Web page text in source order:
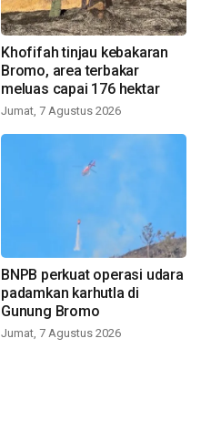
Khofifah tinjau kebakaran
Bromo, area terbakar
meluas capai 176 hektar
Jumat, 7 Agustus 2026
BNPB perkuat operasi udara
padamkan karhutla di
Gunung Bromo
Jumat, 7 Agustus 2026